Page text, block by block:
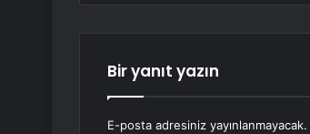
Bir yanıt yazın
E-posta adresiniz yayınlanmayacak.